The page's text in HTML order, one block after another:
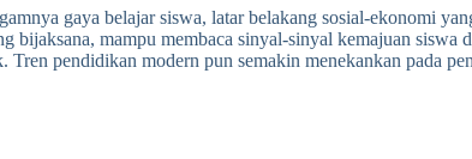
gaya belajar siswa, latar belakang sosial-ekonomi
mampu membaca sinyal-sinyal kemajuan
pendidikan modern pun semakin menekankan pada